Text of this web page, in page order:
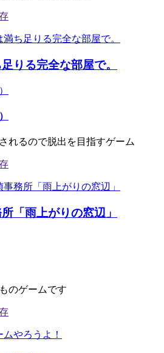
りる完全な部屋で。
れるので脱出を目指すゲーム
「雨上がりの窓辺」
のゲームです